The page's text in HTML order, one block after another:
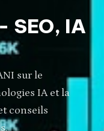
SEO, IA
sur le
IA et la
conseils